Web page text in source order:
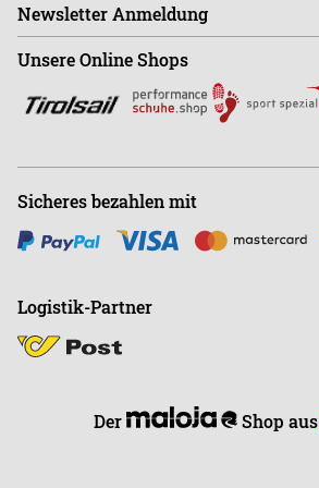
Shop+43 (0)664-88363270
Büro+43 (0)676-9408501
Sa - Mo ist der Shop GESCHLOSSEN!
Newsletter Anmeldung
Retourenportal
Unsere Online Shops
Sicheres bezahlen mit
Logistik-Partner
Der Shop aus